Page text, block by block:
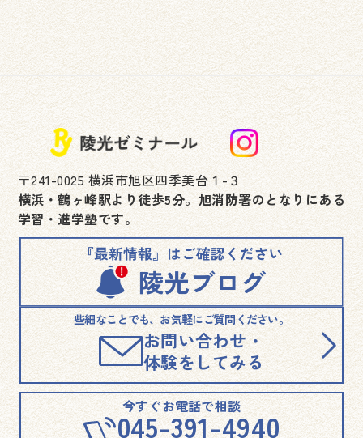
〒241-0025 横浜市旭区四季美台１-３
横浜・鶴ヶ峰駅より徒歩5分。旭消防署のとなりにある
学習・進学塾です。
些細なことでも、お気軽にご質問ください。
お問い合わせ・
体験をしてみる
今すぐお電話で相談
045-391-4940